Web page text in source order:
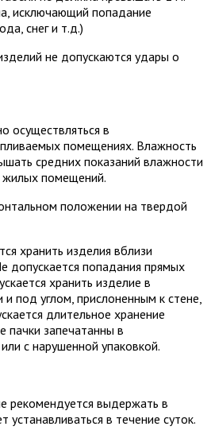
исключающий попадание
снег и т.д.)
не допускаются удары о
осуществляться в
помещениях. Влажность
средних показаний влажности
жилых помещений.
положении на твердой
хранить изделия вблизи
допускается попадания прямых
хранить изделие в
под углом, прислоненным к стене,
длительное хранение
пачки запечатанны в
с нарушенной упаковкой.
рекомендуется выдержать в
в течение суток.